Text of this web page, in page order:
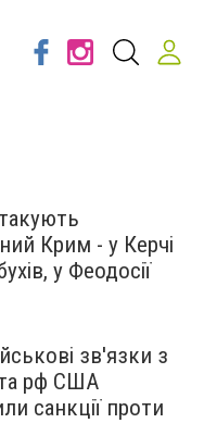
Крим - у Керчі
у Феодосії
зв'язки з
рф США
санкції проти